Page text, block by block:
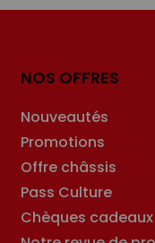
NOS OFFRES
Nouveautés
Promotions
Offre châssis
Pass Culture
Chèques cadeaux